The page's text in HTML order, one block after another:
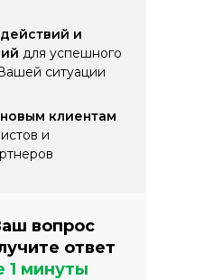
вопрос
ответ
1 минуты
и
для успешного
ситуации
клиентам
и